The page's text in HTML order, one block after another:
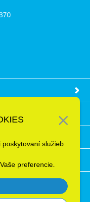
poskytovaní služieb
preferencie.